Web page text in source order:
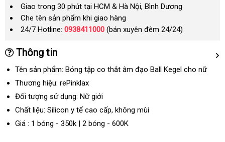
Giao trong 30 phút tại HCM & Hà Nội, Bình Dương
Che tên sản phẩm khi giao hàng
24/7 Hotline: 0938411000 (bán xuyên đêm 24/24)
Thông tin
Tên sản phẩm: Bóng tập co thắt âm đạo Ball Kegel cho nữ
Thương hiệu: rePinklax
Đối tượng sử dụng: Nữ giới
Chất liệu: Silicon y tế cao cấpxuất
xứ
, không mùi
Giá : 1 bóng - 350k | 2 bóng - 600K